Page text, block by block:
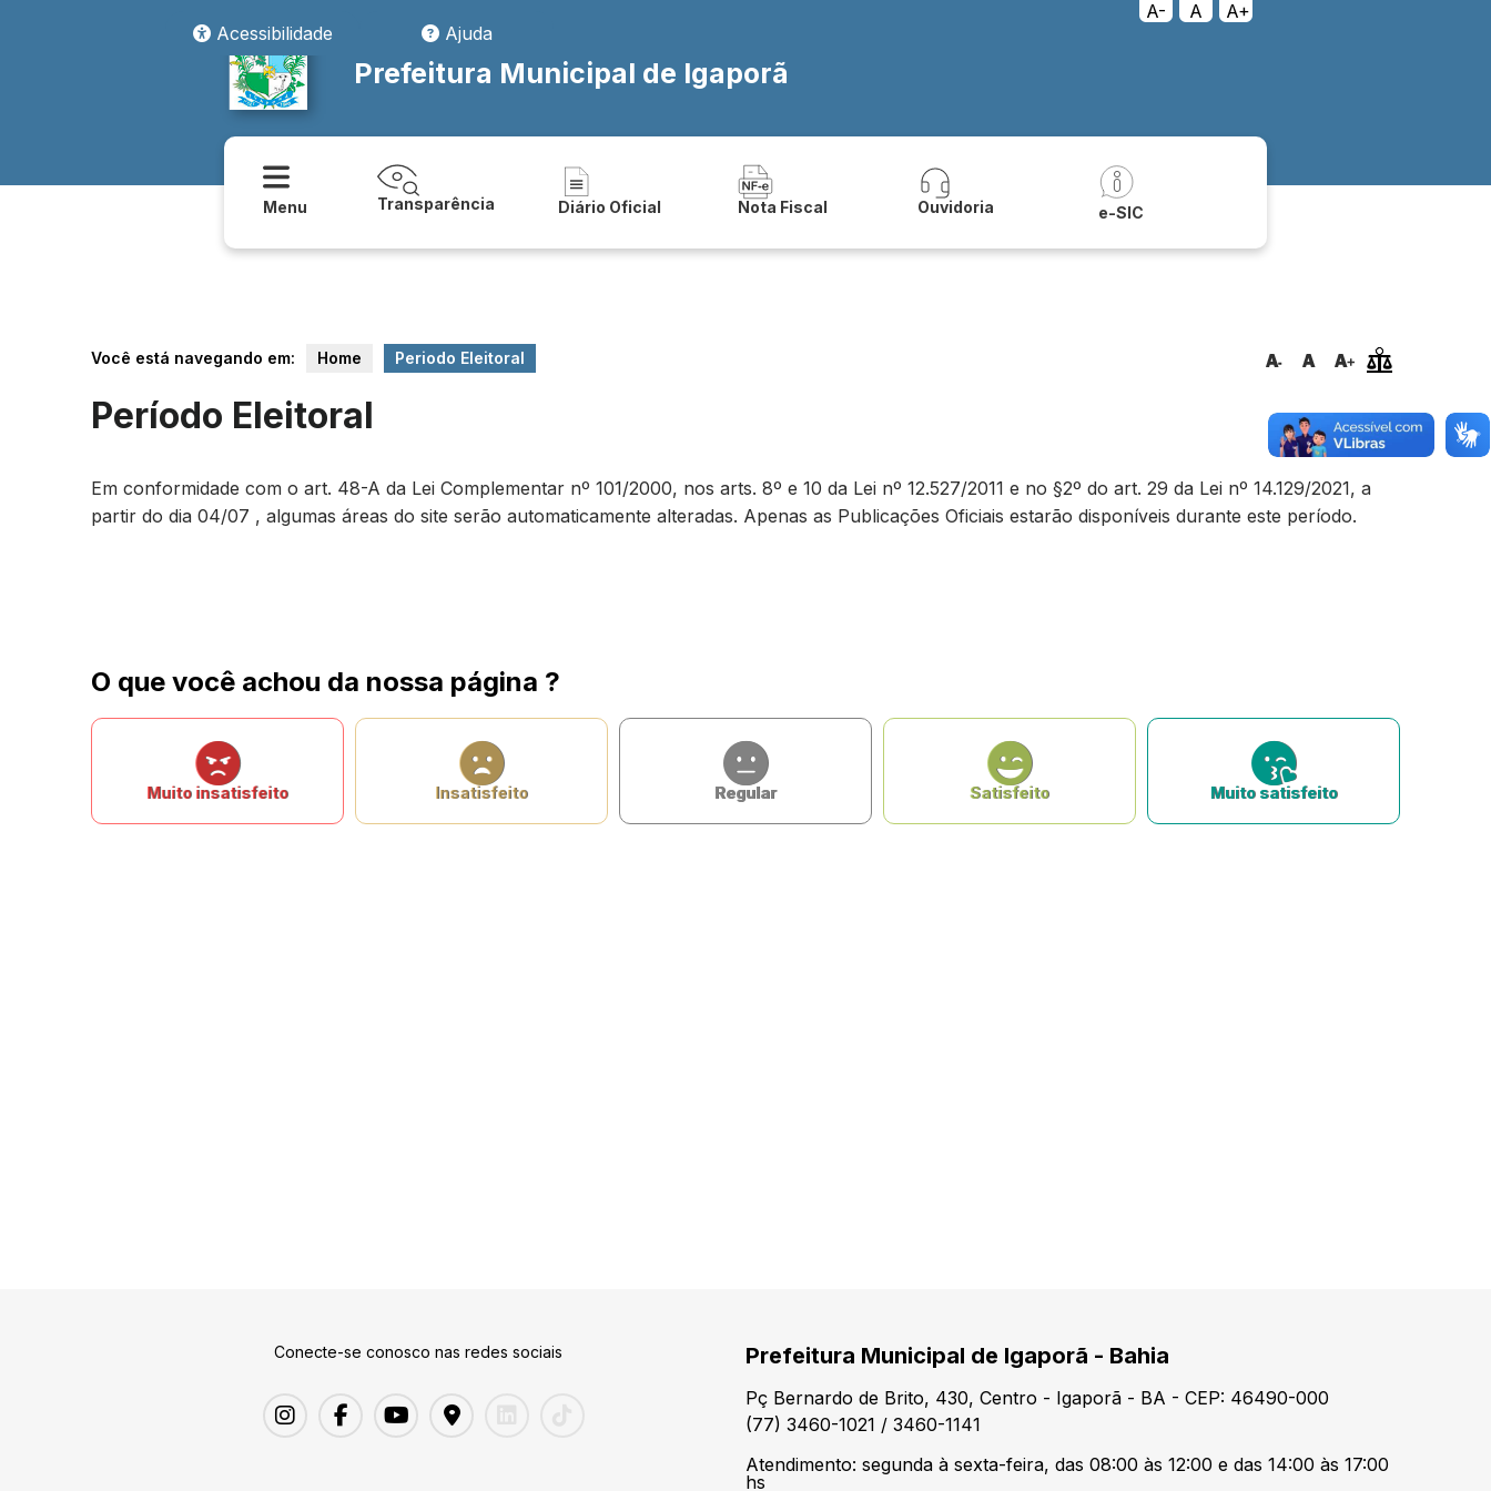
A- A
A+
Acessibilidade
Ajuda
Prefeitura Municipal de Igaporã
Menu Transparência Diário Oficial Nota Fiscal Ouvidoria e-SIC
Você está navegando em: Home Periodo Eleitoral
Período Eleitoral
Em conformidade com o art. 48-A da Lei Complementar nº 101/2000, nos arts. 8º e 10 da Lei nº 12.527/2011 e no §2º do art. 29 da Lei nº 14.129/2021, a
partir do dia 04/07 , algumas áreas do site serão automaticamente alteradas. Apenas as Publicações Oficiais estarão disponíveis durante este período.
O que você achou da nossa página ?
Muito insatisfeito Insatisfeito Regular Satisfeito Muito satisfeito
Conecte-se conosco nas redes sociais Prefeitura Municipal de Igaporã - Bahia
Pç Bernardo de Brito, 430, Centro - Igaporã - BA - CEP: 46490-000
(77) 3460-1021 / 3460-1141
Atendimento: segunda à sexta-feira, das 08:00 às 12:00 e das 14:00 às 17:00
hs